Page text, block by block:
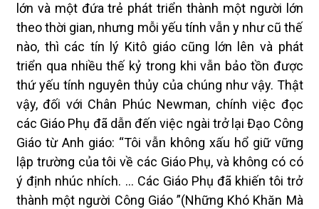
lớn và một đứa trẻ phát triển thành một người lớn
theo thời gian, nhưng mỗi yếu tính vẫn y như cũ thế
nào, thì các tín lý Kitô giáo cũng lớn lên và phát
triển qua nhiều thế kỷ trong khi vẫn bảo tồn được
thứ yếu tính nguyên thủy của chúng như vậy. Thật
vậy, đối với Chân Phúc Newman, chính việc đọc
các Giáo Phụ đã dẫn đến việc ngài trở lại Đạo Công
Giáo từ Anh giáo: “Tôi vẫn không xấu hổ giữ vững
lập trường của tôi về các Giáo Phụ, và không có có
ý định nhúc nhích. … Các Giáo Phụ đã khiến tôi trở
thành một người Công Giáo ”(Những Khó Khăn Mà